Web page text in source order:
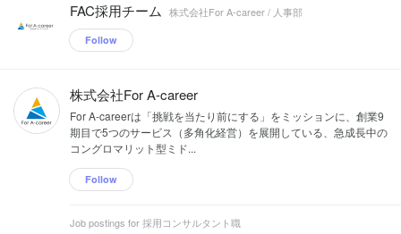
FAC採用チーム 株式会社For A-career / 人事部
Follow
株式会社For A-career
For A-careerは「挑戦を当たり前にする」をミッションに、創業9
期目で5つのサービス（多角化経営）を展開している、急成長中の
コングロマリット型ミド...
Follow
Job postings for 採用コンサルタント職